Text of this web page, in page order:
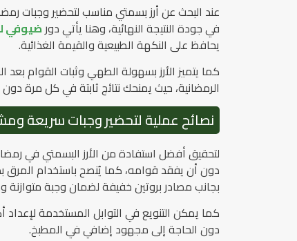
عند البحث عن أرز بسمتي مناسب لتحضير وجبات
في جودة النتيجة النهائية، وهنا يأتي دورضيوفي
يحافظ على النكهة الطبيعية والقيمة الغذائية.
كما يتميز الأرز بسهولة الطهي وثبات القوام
الرمضانية، حيث يمنحك نتائج ثابتة في كل مرة
نصائح عملية لتحضير وجبات سريعة
لتحقيق أفضل استفادة من الأرز البسمتي في
دون أن يفقد قوامه، كما يُنصح باستخدام المرق
بجانب مصادر بروتين خفيفة لضمان وجبة
كما يمكن التنويع في التوابل المستخدمة
دون الحاجة إلى مجهود إضافي في المطبخ.